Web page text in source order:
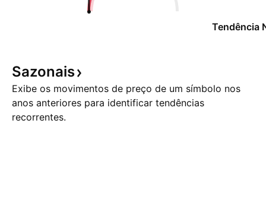
Tendência
Sazonais
Exibe os movimentos de preço de um símbolo nos
anos anteriores para identificar tendências
recorrentes.